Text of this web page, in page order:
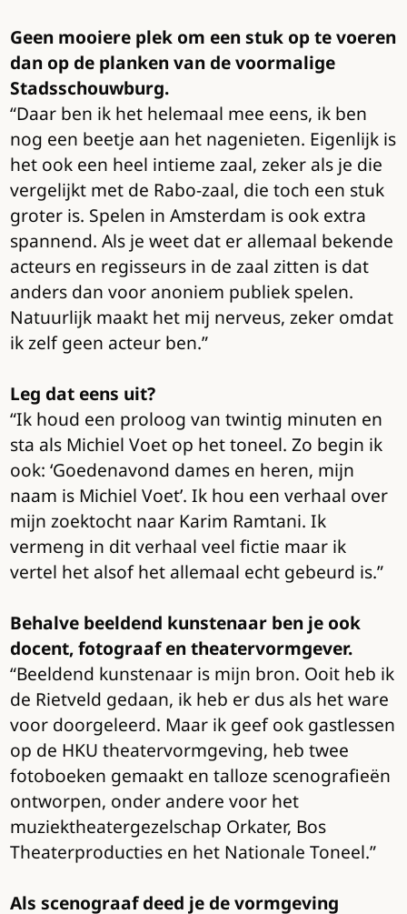
Geen mooiere plek om een stuk op te voeren
dan op de planken van de voormalige
Stadsschouwburg.
“Daar ben ik het helemaal mee eens, ik ben
nog een beetje aan het nagenieten. Eigenlijk is
het ook een heel intieme zaal, zeker als je die
vergelijkt met de Rabo-zaal, die toch een stuk
groter is. Spelen in Amsterdam is ook extra
spannend. Als je weet dat er allemaal bekende
acteurs en regisseurs in de zaal zitten is dat
anders dan voor anoniem publiek spelen.
Natuurlijk maakt het mij nerveus, zeker omdat
ik zelf geen acteur ben.”
Leg dat eens uit?
“Ik houd een proloog van twintig minuten en
sta als Michiel Voet op het toneel. Zo begin ik
ook: ‘Goedenavond dames en heren, mijn
naam is Michiel Voet’. Ik hou een verhaal over
mijn zoektocht naar Karim Ramtani. Ik
vermeng in dit verhaal veel fictie maar ik
vertel het alsof het allemaal echt gebeurd is.”
Behalve beeldend kunstenaar ben je ook
docent, fotograaf en theatervormgever.
“Beeldend kunstenaar is mijn bron. Ooit heb ik
de Rietveld gedaan, ik heb er dus als het ware
voor doorgeleerd. Maar ik geef ook gastlessen
op de HKU theatervormgeving, heb twee
fotoboeken gemaakt en talloze scenografieën
ontworpen, onder andere voor het
muziektheatergezelschap Orkater, Bos
Theaterproducties en het Nationale Toneel.”
Als scenograaf deed je de vormgeving